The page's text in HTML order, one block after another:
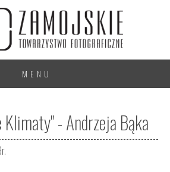
MENU
Klimaty" - Andrzeja Bąka